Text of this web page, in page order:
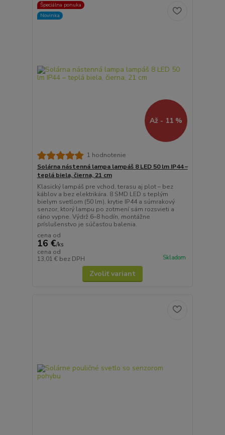
Špeciálna ponuka
Novinka
Až - 11 %
1 hodnotenie
Solárna nástenná lampa lampáš 8 LED 50 lm IP44 –
teplá biela, čierna, 21 cm
Klasický lampáš pre vchod, terasu aj plot – bez
káblov a bez elektrikára. 8 SMD LED s teplým
bielym svetlom (50 lm), krytie IP44 a súmrakový
senzor, ktorý lampu po zotmení sám rozsvieti a
ráno vypne. Výdrž 6–8 hodín, montážne
príslušenstvo je súčasťou balenia.
cena od
16 €/ks
cena od
13,01 € bez DPH Skladom
Zvoliť variant